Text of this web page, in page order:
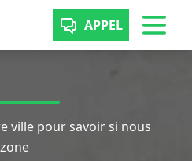
APPEL
ville pour savoir si nous